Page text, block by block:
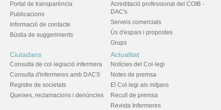
Portal de transparència
Publicacions
Informació de contacte
Bústia de suggeriments
Acreditació professional del COIB -
DAC's
Serveis comercials
Ús d'espais i propostes
Grups
Ciutadans
Consulta de col·legiació infermera
Consulta d'infermeres amb DACS
Registre de societats
Queixes, reclamacions i denúncies
Actualitat
Notícies del Col·legi
Notes de premsa
El Col·legi als mitjans
Recull de premsa
Revista Infermeres